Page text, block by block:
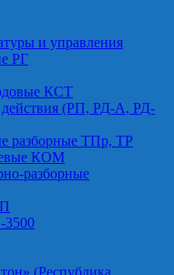
и управления
РГ
КСТ
действия (РП, РД-А, РД-
разборные ТПр, ТР
КОМ
разборные
3500
(Республика